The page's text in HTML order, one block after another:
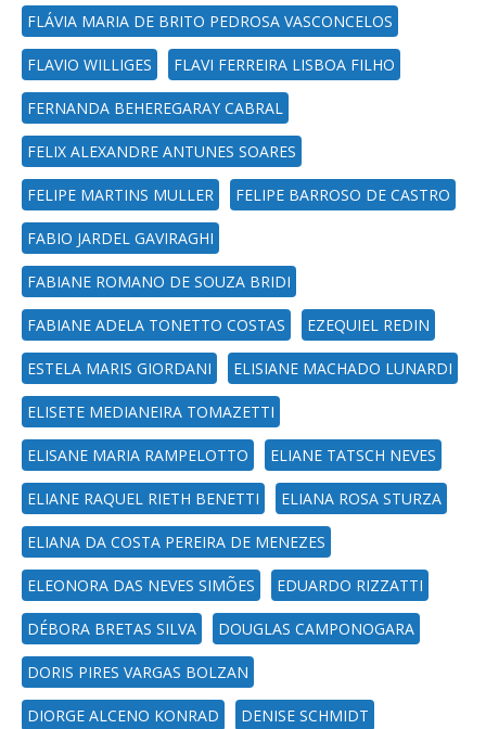
FLÁVIA MARIA DE BRITO PEDROSA VASCONCELOS
FLAVIO WILLIGES FLAVI FERREIRA LISBOA FILHO
FERNANDA BEHEREGARAY CABRAL
FELIX ALEXANDRE ANTUNES SOARES
FELIPE MARTINS MULLER FELIPE BARROSO DE CASTRO
FABIO JARDEL GAVIRAGHI
FABIANE ROMANO DE SOUZA BRIDI
FABIANE ADELA TONETTO COSTAS EZEQUIEL REDIN
ESTELA MARIS GIORDANI ELISIANE MACHADO LUNARDI
ELISETE MEDIANEIRA TOMAZETTI
ELISANE MARIA RAMPELOTTO ELIANE TATSCH NEVES
ELIANE RAQUEL RIETH BENETTI ELIANA ROSA STURZA
ELIANA DA COSTA PEREIRA DE MENEZES
ELEONORA DAS NEVES SIMÕES EDUARDO RIZZATTI
DÉBORA BRETAS SILVA DOUGLAS CAMPONOGARA
DORIS PIRES VARGAS BOLZAN
DIORGE ALCENO KONRAD DENISE SCHMIDT